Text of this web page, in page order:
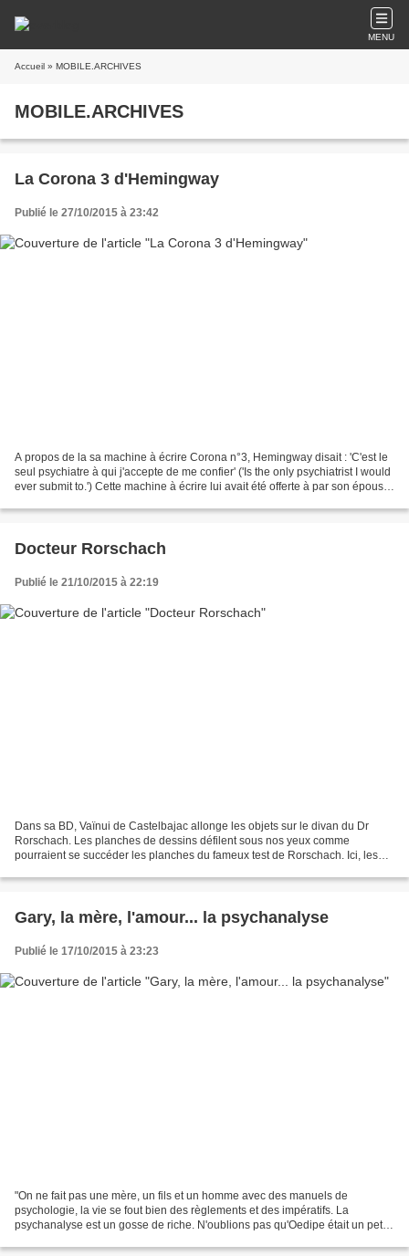
MENU
Accueil » MOBILE.ARCHIVES
MOBILE.ARCHIVES
La Corona 3 d'Hemingway
Publié le 27/10/2015 à 23:42
A propos de la sa machine à écrire Corona n°3, Hemingway disait : 'C'est le
seul psychiatre à qui j'accepte de me confier' ('Is the only psychiatrist I would
ever submit to.') Cette machine à écrire lui avait été offerte à par son épouse,
Docteur Rorschach
Publié le 21/10/2015 à 22:19
Dans sa BD, Vaïnui de Castelbajac allonge les objets sur le divan du Dr
Rorschach. Les planches de dessins défilent sous nos yeux comme
pourraient se succéder les planches du fameux test de Rorschach. Ici, les
Gary, la mère, l'amour... la psychanalyse
Publié le 17/10/2015 à 23:23
"On ne fait pas une mère, un fils et un homme avec des manuels de
psychologie, la vie se fout bien des règlements et des impératifs. La
psychanalyse est un gosse de riche. N'oublions pas qu'Oedipe était un petit